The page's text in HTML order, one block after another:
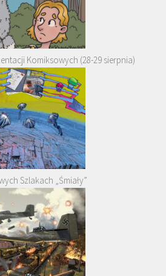
Komiksowych (28-29 sierpnia)
Szlakach „Śmiały”